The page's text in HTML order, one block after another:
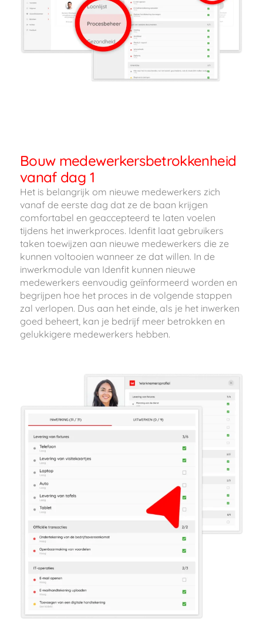
Bouw medewerkersbetrokkenheid
vanaf dag 1
Het is belangrijk om nieuwe medewerkers zich
vanaf de eerste dag dat ze de baan krijgen
comfortabel en geaccepteerd te laten voelen
tijdens het inwerkproces. Idenfit laat gebruikers
taken toewijzen aan nieuwe medewerkers die ze
kunnen voltooien wanneer ze dat willen. In de
inwerkmodule van Idenfit kunnen nieuwe
medewerkers eenvoudig geïnformeerd worden en
begrijpen hoe het proces in de volgende stappen
zal verlopen. Dus aan het einde, als je het inwerken
goed beheert, kan je bedrijf meer betrokken en
gelukkigere medewerkers hebben.